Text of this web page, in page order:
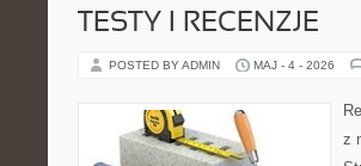
TESTY I RECENZJE
POSTED BY ADMIN MAJ - 4 - 2026
z